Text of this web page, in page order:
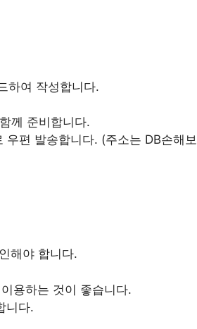
하여 작성합니다.
께 준비합니다.
우편 발송합니다. (주소는 DB손해보
해야 합니다.
용하는 것이 좋습니다.
니다.